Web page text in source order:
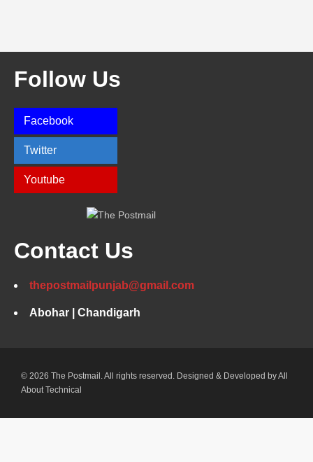
Follow Us
Facebook
Twitter
Youtube
Contact Us
thepostmailpunjab@gmail.com
Abohar | Chandigarh
© 2026 The Postmail. All rights reserved. Designed & Developed byAll
About Technical